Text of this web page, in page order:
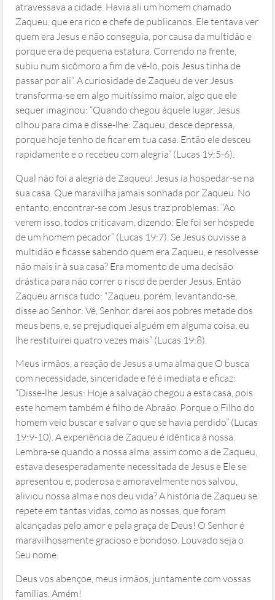
atravessava a cidade. Havia ali um homem chamado
Zaqueu, que era rico e chefe de publicanos. Ele tentava ver
quem era Jesus e não conseguia, por causa da multidão e
porque era de pequena estatura. Correndo na frente,
subiu num sicômoro a fim de vê-lo, pois Jesus tinha de
passar por ali”. A curiosidade de Zaqueu de ver Jesus
transforma-se em algo muitíssimo maior, algo que ele
sequer imaginou: “Quando chegou àquele lugar, Jesus
olhou para cima e disse-lhe: Zaqueu, desce depressa,
porque hoje tenho de ficar em tua casa. Então ele desceu
rapidamente e o recebeu com alegria” (Lucas 19:5-6).
Qual não foi a alegria de Zaqueu! Jesus ia hospedar-se na
sua casa. Que maravilha jamais sonhada por Zaqueu. No
entanto, encontrar-se com Jesus traz problemas: “Ao
verem isso, todos criticavam, dizendo: Ele foi ser hóspede
de um homem pecador” (Lucas 19:7). Se Jesus ouvisse a
multidão e ficasse sabendo quem era Zaqueu, e resolvesse
não mais ir à sua casa? Era momento de uma decisão
drástica para não correr o risco de perder Jesus. Então
Zaqueu arrisca tudo: “Zaqueu, porém, levantando-se,
disse ao Senhor: Vê, Senhor, darei aos pobres metade dos
meus bens, e, se prejudiquei alguém em alguma coisa, eu
lhe restituirei quatro vezes mais” (Lucas 19:8).
Meus irmãos, a reação de Jesus a uma alma que O busca
com necessidade, sinceridade e fé é imediata e eficaz:
“Disse-lhe Jesus: Hoje a salvação chegou a esta casa, pois
este homem também é filho de Abraão. Porque o Filho do
homem veio buscar e salvar o que se havia perdido” (Lucas
19:9-10). A experiência de Zaqueu é idêntica à nossa.
Lembra-se quando a nossa alma, assim como a de Zaqueu,
estava desesperadamente necessitada de Jesus e Ele se
apresentou e, poderosa e amoravelmente nos salvou,
aliviou nossa alma e nos deu vida? A história de Zaqueu se
repete em tantas vidas, como as nossas, que foram
alcançadas pelo amor e pela graça de Deus! O Senhor é
maravilhosamente gracioso e bondoso. Louvado seja o
Seu nome.
Deus vos abençoe, meus irmãos, juntamente com vossas
famílias. Amém!